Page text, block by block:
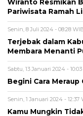
Wiranto Resmikan
Pariwisata Ramah
Senin, 8 Juli 2024 - 08:28
Terjebak dalam
Membara Menanti
Sabtu, 13 Januari 2024 -
Begini Cara
Senin, 1 Januari 2024 - 12:37
Kamu Mungkin